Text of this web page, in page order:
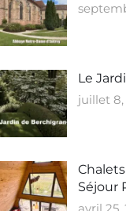
Le
juillet 8,
Séjour